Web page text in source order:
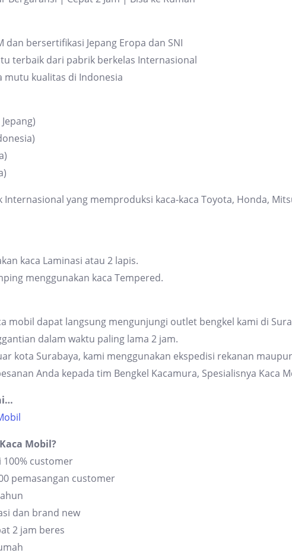
dan bersertifikasi Jepang Eropa dan SNI
terbaik dari pabrik berkelas Internasional
mutu kualitas di Indonesia
yang memproduksi kaca-kaca Toyota, Honda,
kaca Laminasi atau 2 lapis.
menggunakan kaca Tempered.
mobil dapat langsung mengunjungi outlet bengkel kami di
dalam waktu paling lama 2 jam.
kota Surabaya, kami menggunakan ekspedisi rekanan
Anda kepada tim Bengkel Kacamura, Spesialisnya Kaca
Mobil?
100% customer
pemasangan customer
dan brand new
2 jam beres